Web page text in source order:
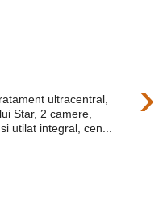
›
ultracentral,
Star, 2 camere,
utilat integral, cen...